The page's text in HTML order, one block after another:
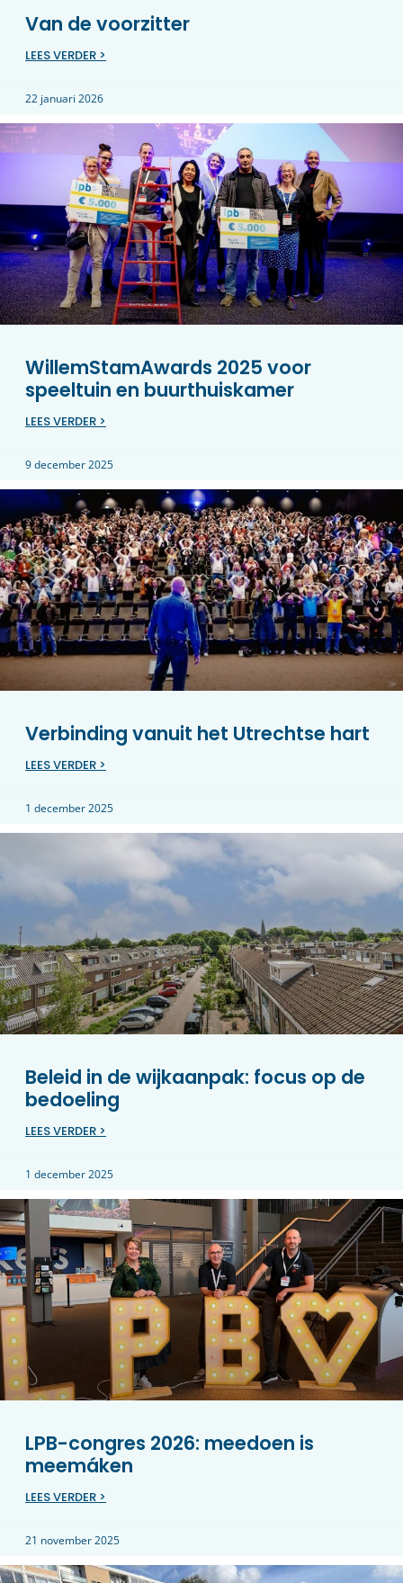
Van de voorzitter
LEES VERDER >
22 januari 2026
WillemStamAwards 2025 voor
speeltuin en buurthuiskamer
LEES VERDER >
9 december 2025
Verbinding vanuit het Utrechtse hart
LEES VERDER >
1 december 2025
Beleid in de wijkaanpak: focus op de
bedoeling
LEES VERDER >
1 december 2025
LPB-congres 2026: meedoen is
meemáken
LEES VERDER >
21 november 2025